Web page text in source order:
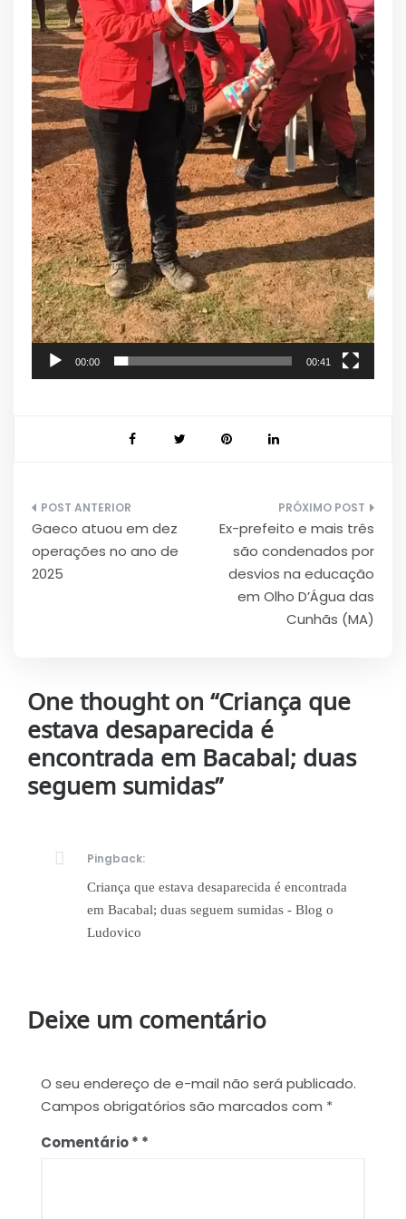
00:00 00:41
Navegação
de
Post
Gaeco atuou em dez
operações no ano de
2025
Ex-prefeito e mais três
são condenados por
desvios na educação
em Olho D’Água das
Cunhãs (MA)
One thought on “Criança que
estava desaparecida é
encontrada em Bacabal; duas
seguem sumidas”
Pingback:
Criança que estava desaparecida é encontrada
em Bacabal; duas seguem sumidas - Blog o
Ludovico
Deixe um comentário
O seu endereço de e-mail não será publicado.
Campos obrigatórios são marcados com *
Comentário*